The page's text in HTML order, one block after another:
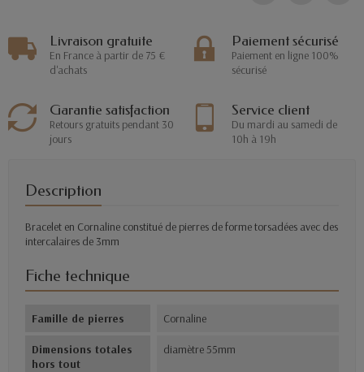
Livraison gratuite
En France à partir de 75 €
d'achats
Paiement sécurisé
Paiement en ligne 100%
sécurisé
Garantie satisfaction
Retours gratuits pendant 30
jours
Service client
Du mardi au samedi de
10h à 19h
Description
Bracelet en Cornaline constitué de pierres de forme torsadées avec des
intercalaires de 3mm
Fiche technique
Famille de pierres Cornaline
Dimensions totales
hors tout
diamètre 55mm